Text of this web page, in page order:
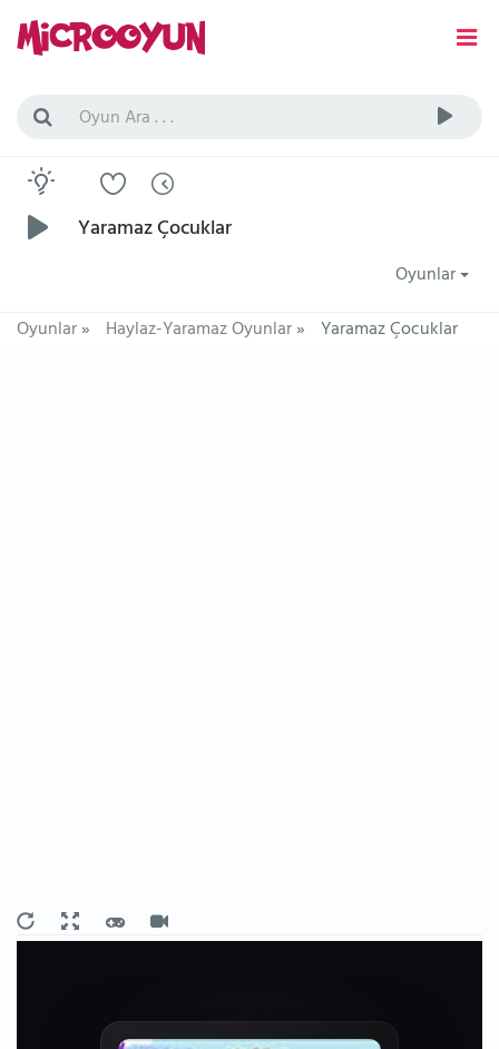
Yaramaz Çocuklar
Oyunlar
Oyunlar» Haylaz-Yaramaz Oyunlar» Yaramaz Çocuklar